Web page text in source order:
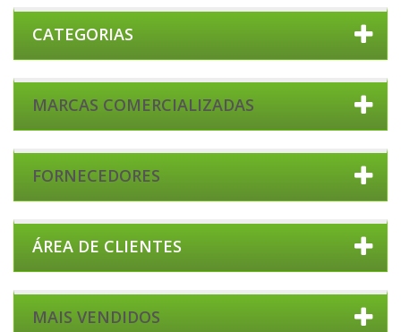
CATEGORIAS
MARCAS COMERCIALIZADAS
FORNECEDORES
ÁREA DE CLIENTES
MAIS VENDIDOS